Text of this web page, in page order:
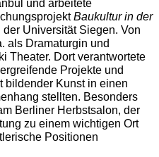
und arbeitete
Baukultur in der
Universität Siegen. Von
als Dramaturgin und
Theater. Dort verantwortete
Projekte und
bildender Kunst in einen
stellten. Besonders
Berliner Herbstsalon, der
zu einem wichtigen Ort
Positionen